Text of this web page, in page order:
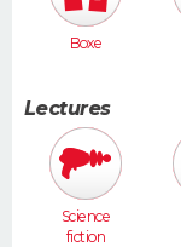
Boxe
Lectures
Science
fiction